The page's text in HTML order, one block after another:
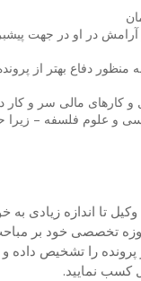
در او در جهت
دفاع بهتر از
کارهای مالی سر و کار
و علوم فلسفه – زیرا
تا اندازه زیادی به
تخصصی خود بر
را تشخیص داده و
کسب نمایید.